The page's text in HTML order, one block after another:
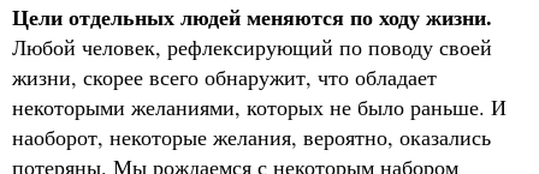
Цели отдельных людей меняются по ходу жизни.
Любой человек, рефлексирующий по поводу своей
жизни, скорее всего обнаружит, что обладает
некоторыми желаниями, которых не было раньше. И
наоборот, некоторые желания, вероятно, оказались
потеряны. Мы рождаемся с некоторым набором